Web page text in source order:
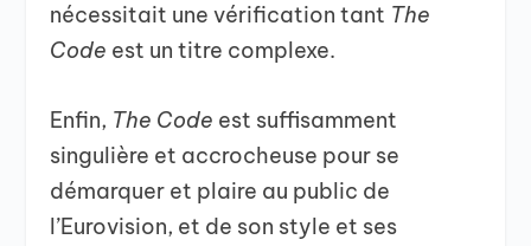
nécessitait une vérification tant The
Code est un titre complexe.
Enfin, The Code est suffisamment
singulière et accrocheuse pour se
démarquer et plaire au public de
l’Eurovision, et de son style et ses